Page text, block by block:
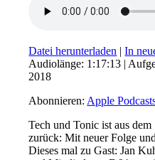
Datei herunterladen |In
Audiolänge: 1:17:13 |
2018
Abonnieren: Apple
Tech und Tonic ist aus
zurück: Mit neuer Folge
Dieses mal zu Gast: Jan